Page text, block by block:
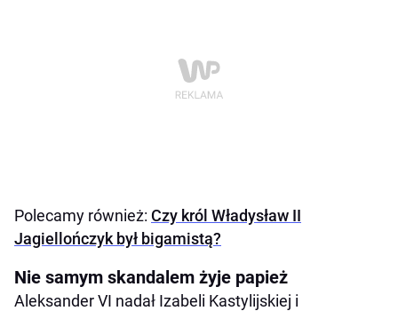
Polecamy również: Czy król Władysław II
Jagiellończyk był bigamistą?
Nie samym skandalem żyje papież
Aleksander VI nadał Izabeli Kastylijskiej i